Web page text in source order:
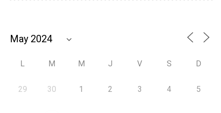
L M M J V S D
29 30 1 2 3 4 5